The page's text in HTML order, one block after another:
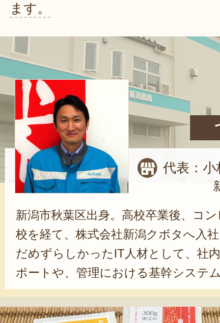
ます。
代表：小
新潟市秋葉区出身。高校卒業後、コ
校を経て、株式会社新潟クボタへ入
だめずらしかったIT人材として、社
ポートや、管理における基幹システ
る。その後、小売・卸向けのセール
長、新潟農商の経理責任者など、さ